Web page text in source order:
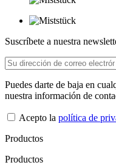
Suscríbete a nuestra
Puedes darte de baja en
nuestra información de
Acepto la política de
Productos
Productos